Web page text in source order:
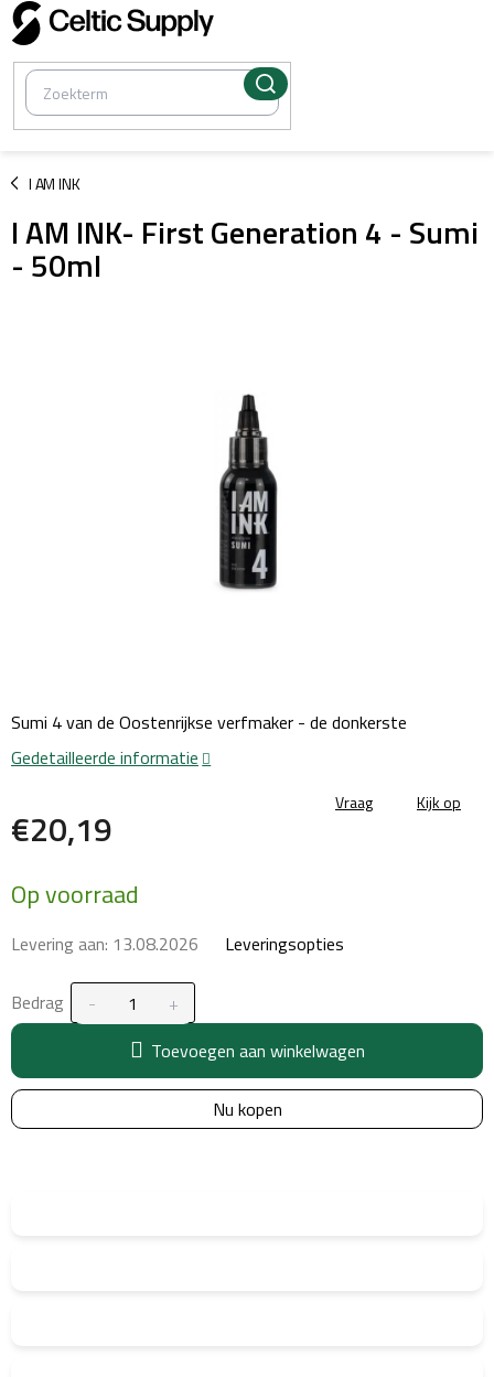
Overslaan
naar
inhoud
I AM INK
/
I AM INK- First Generation 4 - Sumi
- 50ml
€20,19
prijs:
Op voorraad
Levering aan: 13.08.2026 Leveringsopties
Bedrag
Toevoegen aan winkelwagen
Nu kopen
Sumi 4 van de Oostenrijkse verfmaker - de donkerste
Gedetailleerde informatie
Vraag Kijk op